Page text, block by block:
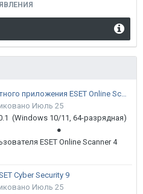
Новая версия бесплатного приложения ESET Online Scanner доступна пользователям
Июль 25
(Windows 10/11, 64-разрядная)
ESET Online Scanner 4
Cyber Security 9
Июль 25